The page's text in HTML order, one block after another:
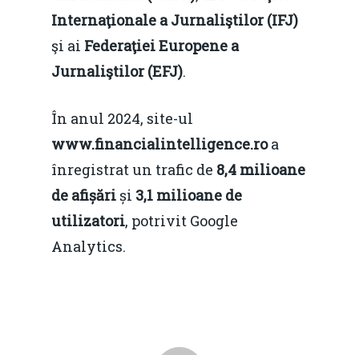
Internaţionale a Jurnaliştilor (IFJ)
şi ai Federaţiei Europene a
Jurnaliştilor (EFJ).
În anul 2024, site-ul
www.financialintelligence.roa
înregistrat un trafic de 8,4 milioane
de afișări și 3,1 milioane de
utilizatori, potrivit Google
Analytics.